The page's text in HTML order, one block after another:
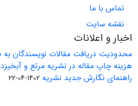
تماس با ما
نقشه سایت
اخبار و اعلانات
محدودیت دریافت مقالات نویسندگان به
هزینه چاپ مقاله در نشریه مرتع و
راهنمای نگارش جدید نشریه 1402-04-22